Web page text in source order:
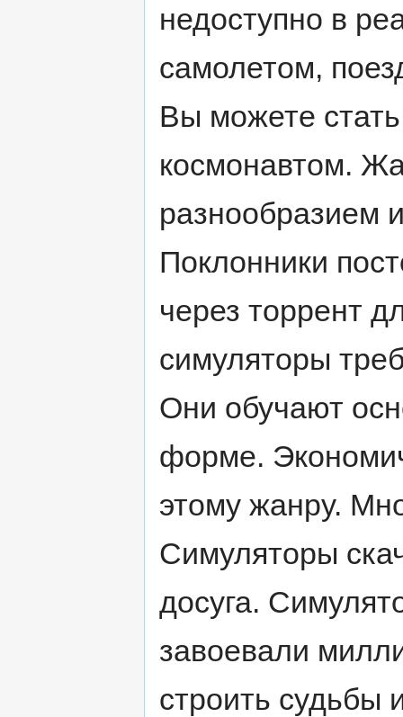
недоступно в
самолетом,
Вы можете
космонавтом.
разнообразием
Поклонники
через торрент
симуляторы
Они обучают
форме.
этому жанру.
Симуляторы
досуга.
завоевали
строить судьбы